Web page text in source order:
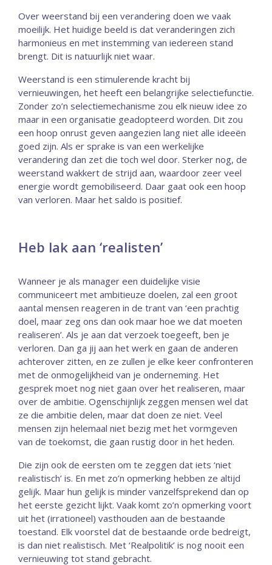
Over weerstand bij een verandering doen we vaak
moeilijk. Het huidige beeld is dat veranderingen zich
harmonieus en met instemming van iedereen stand
brengt. Dit is natuurlijk niet waar.
Weerstand is een stimulerende kracht bij
vernieuwingen, het heeft een belangrijke selectiefunctie.
Zonder zo’n selectiemechanisme zou elk nieuw idee zo
maar in een organisatie geadopteerd worden. Dit zou
een hoop onrust geven aangezien lang niet alle ideeën
goed zijn. Als er sprake is van een werkelijke
verandering dan zet die toch wel door. Sterker nog, de
weerstand wakkert de strijd aan, waardoor zeer veel
energie wordt gemobiliseerd. Daar gaat ook een hoop
van verloren. Maar het saldo is positief.
Heb lak aan ‘realisten’
Wanneer je als manager een duidelijke visie
communiceert met ambitieuze doelen, zal een groot
aantal mensen reageren in de trant van ‘een prachtig
doel, maar zeg ons dan ook maar hoe we dat moeten
realiseren’. Als je aan dat verzoek toegeeft, ben je
verloren. Dan ga jij aan het werk en gaan de anderen
achterover zitten, en ze zullen je elke keer confronteren
met de onmogelijkheid van je onderneming. Het
gesprek moet nog niet gaan over het realiseren, maar
over de ambitie. Ogenschijnlijk zeggen mensen wel dat
ze die ambitie delen, maar dat doen ze niet. Veel
mensen zijn helemaal niet bezig met het vormgeven
van de toekomst, die gaan rustig door in het heden.
Die zijn ook de eersten om te zeggen dat iets ‘niet
realistisch’ is. En met zo’n opmerking hebben ze altijd
gelijk. Maar hun gelijk is minder vanzelfsprekend dan op
het eerste gezicht lijkt. Vaak komt zo’n opmerking voort
uit het (irrationeel) vasthouden aan de bestaande
toestand. Elk voorstel dat de bestaande orde bedreigt,
is dan niet realistisch. Met ‘Realpolitik’ is nog nooit een
vernieuwing tot stand gebracht.